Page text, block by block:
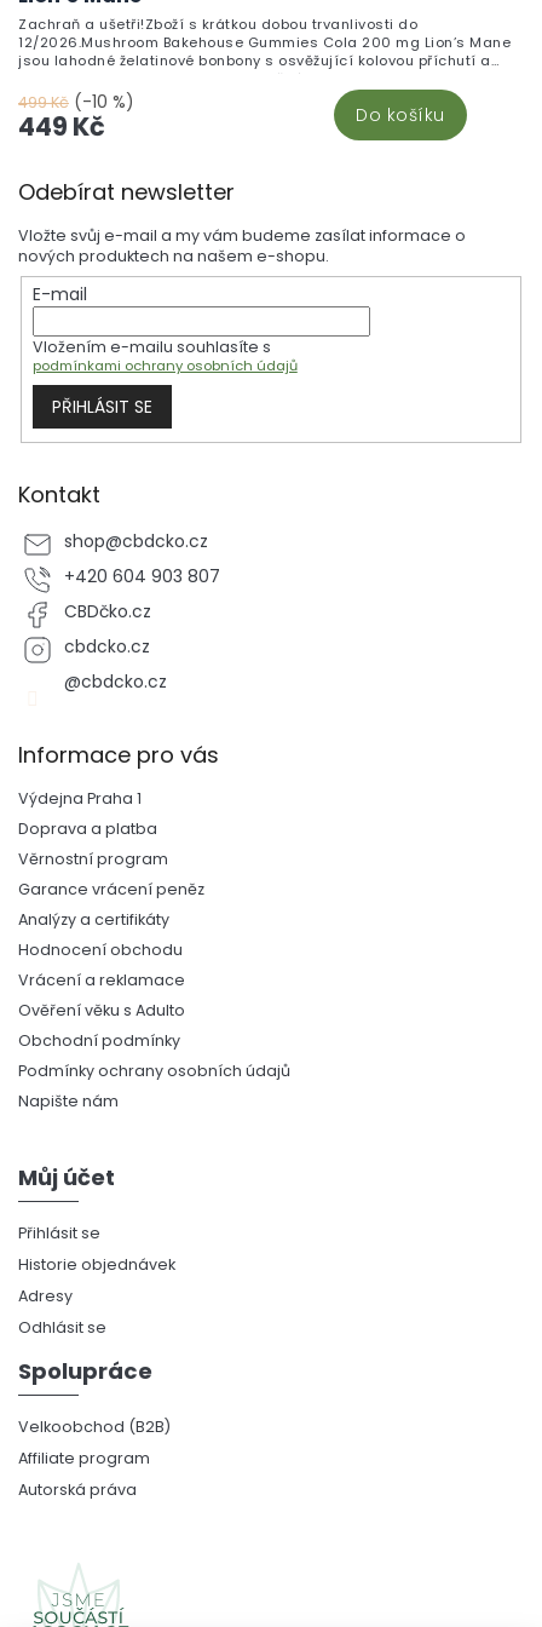
499 Kč (-10 %)
449 Kč Do košíku
Zachraň a ušetři!Zboží s krátkou dobou trvanlivosti do
12/2026.Mushroom Bakehouse Gummies Cola 200 mg Lion’s Mane
jsou lahodné želatinové bonbony s osvěžující kolovou příchutí a
200 mg extraktu z Lion’s Mane v každém kousku. Gummies jsou
oblíbené pro podporu mentální pohody, soustředění a dlouhodobé
koncentrace během práce, studia nebo kreativních činností.
Praktické 40g balení v uzavíratelné dóze se snadno vejde do
nenávykový doplněk vhodný pro každodenní užívání. *]:pointer-
events-auto scroll-mt-[calc(var(--header-
height)+min(200px,max(70px,20svh)))]" dir="auto" data-turn-
id="request-WEB:ab31dc82-7d73-40b2-9e61-a8a81d23b49b-8"
data-testid="conversation-turn-18" data-scroll-anchor="true"
data-turn="assistant" tabindex="-1">
Odebírat newsletter
Vložte svůj e-mail a my vám budeme zasílat informace o
nových produktech na našem e-shopu.
E-mail
Vložením e-mailu souhlasíte s
podmínkami ochrany osobních údajů
PŘIHLÁSIT SE
Kontakt
shop@cbdcko.cz
+420 604 903 807
CBDčko.cz
cbdcko.cz
@cbdcko.cz
Informace pro vás
Výdejna Praha 1
Doprava a platba
Věrnostní program
Garance vrácení peněz
Analýzy a certifikáty
Hodnocení obchodu
Vrácení a reklamace
Ověření věku s Adulto
Obchodní podmínky
Podmínky ochrany osobních údajů
Napište nám
Můj účet
Přihlásit se
Historie objednávek
Adresy
Odhlásit se
Spolupráce
Velkoobchod (B2B)
Affiliate program
Autorská práva